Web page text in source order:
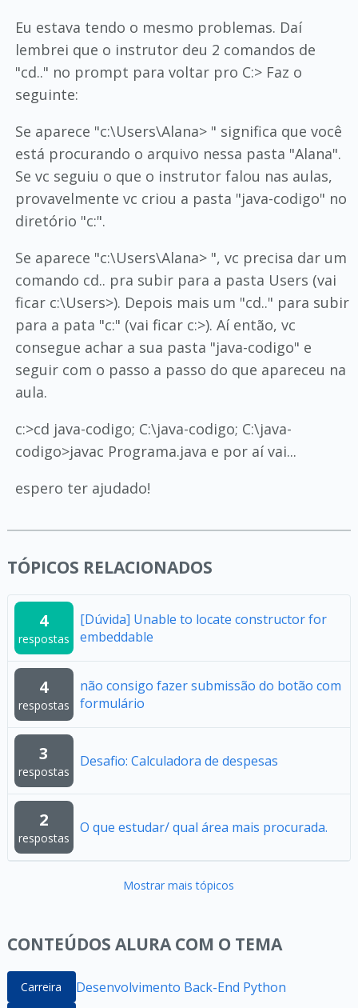
Eu estava tendo o mesmo problemas. Daí
lembrei que o instrutor deu 2 comandos de
"cd.." no prompt para voltar pro C:> Faz o
seguinte:
Se aparece "c:\Users\Alana> " significa que você
está procurando o arquivo nessa pasta "Alana".
Se vc seguiu o que o instrutor falou nas aulas,
provavelmente vc criou a pasta "java-codigo" no
diretório "c:".
Se aparece "c:\Users\Alana> ", vc precisa dar um
comando cd.. pra subir para a pasta Users (vai
ficar c:\Users>). Depois mais um "cd.." para subir
para a pata "c:" (vai ficar c:>). Aí então, vc
consegue achar a sua pasta "java-codigo" e
seguir com o passo a passo do que apareceu na
aula.
c:>cd java-codigo; C:\java-codigo; C:\java-
codigo>javac Programa.java e por aí vai...
espero ter ajudado!
TÓPICOS RELACIONADOS
4
respostas
[Dúvida] Unable to locate constructor for
embeddable
4
respostas
não consigo fazer submissão do botão com
formulário
3
respostas
Desafio: Calculadora de despesas
2
respostas
O que estudar/ qual área mais procurada.
Mostrar mais tópicos
CONTEÚDOS ALURA COM O TEMA
Carreira Desenvolvimento Back-End Python